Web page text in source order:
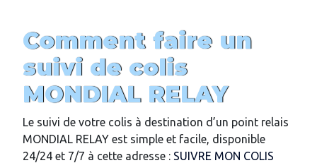
Comment faire un
suivi de colis
MONDIAL RELAY
Le suivi de votre colis à destination d’un point relais
MONDIAL RELAY est simple et facile, disponible
24/24 et 7/7 à cette adresse : SUIVRE MON COLIS